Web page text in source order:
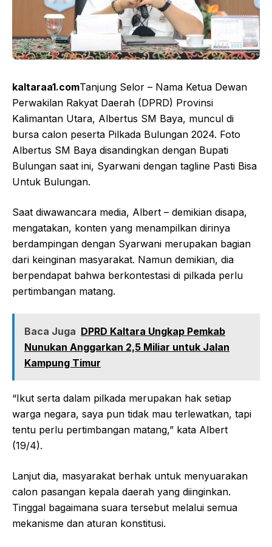
kaltaraa1.comTanjung Selor – Nama Ketua Dewan
Perwakilan Rakyat Daerah (DPRD) Provinsi
Kalimantan Utara, Albertus SM Baya, muncul di
bursa calon peserta Pilkada Bulungan 2024. Foto
Albertus SM Baya disandingkan dengan Bupati
Bulungan saat ini, Syarwani dengan tagline Pasti Bisa
Untuk Bulungan.
Saat diwawancara media, Albert – demikian disapa,
mengatakan, konten yang menampilkan dirinya
berdampingan dengan Syarwani merupakan bagian
dari keinginan masyarakat. Namun demikian, dia
berpendapat bahwa berkontestasi di pilkada perlu
pertimbangan matang.
Baca Juga DPRD Kaltara Ungkap Pemkab
Nunukan Anggarkan 2,5 Miliar untuk Jalan
Kampung Timur
“Ikut serta dalam pilkada merupakan hak setiap
warga negara, saya pun tidak mau terlewatkan, tapi
tentu perlu pertimbangan matang,” kata Albert
(19/4).
Lanjut dia, masyarakat berhak untuk menyuarakan
calon pasangan kepala daerah yang diinginkan.
Tinggal bagaimana suara tersebut melalui semua
mekanisme dan aturan konstitusi.